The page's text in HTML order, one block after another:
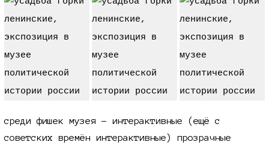
среди фишек музея - интерактивные (ещё с
советских времён интерактивные) прозрачные